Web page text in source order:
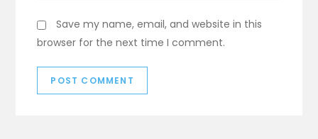
Save my name, email, and website in this
browser for the next time I comment.